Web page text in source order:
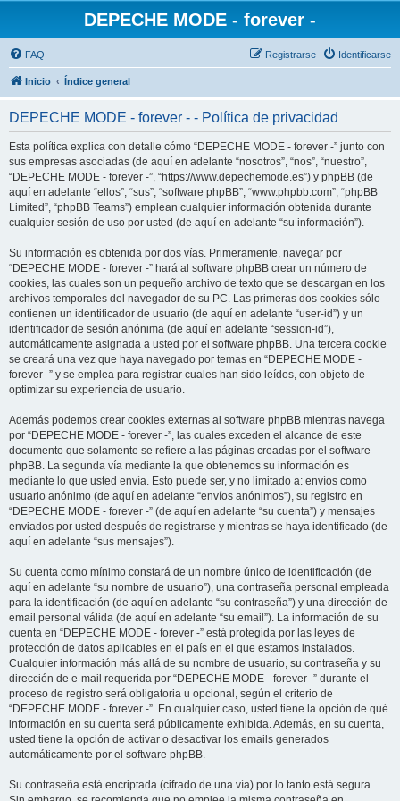
DEPECHE MODE - forever -
FAQ Identificarse
Registrarse
Inicio Índice general
DEPECHE MODE - forever - - Política de privacidad
Esta política explica con detalle cómo “DEPECHE MODE - forever -” junto con
sus empresas asociadas (de aquí en adelante “nosotros”, “nos”, “nuestro”,
“DEPECHE MODE - forever -”, “https://www.depechemode.es”) y phpBB (de
aquí en adelante “ellos”, “sus”, “software phpBB”, “www.phpbb.com”, “phpBB
Limited”, “phpBB Teams”) emplean cualquier información obtenida durante
cualquier sesión de uso por usted (de aquí en adelante “su información”).
Su información es obtenida por dos vías. Primeramente, navegar por
“DEPECHE MODE - forever -” hará al software phpBB crear un número de
cookies, las cuales son un pequeño archivo de texto que se descargan en los
archivos temporales del navegador de su PC. Las primeras dos cookies sólo
contienen un identificador de usuario (de aquí en adelante “user-id”) y un
identificador de sesión anónima (de aquí en adelante “session-id”),
automáticamente asignada a usted por el software phpBB. Una tercera cookie
se creará una vez que haya navegado por temas en “DEPECHE MODE -
forever -” y se emplea para registrar cuales han sido leídos, con objeto de
optimizar su experiencia de usuario.
Además podemos crear cookies externas al software phpBB mientras navega
por “DEPECHE MODE - forever -”, las cuales exceden el alcance de este
documento que solamente se refiere a las páginas creadas por el software
phpBB. La segunda vía mediante la que obtenemos su información es
mediante lo que usted envía. Esto puede ser, y no limitado a: envíos como
usuario anónimo (de aquí en adelante “envíos anónimos”), su registro en
“DEPECHE MODE - forever -” (de aquí en adelante “su cuenta”) y mensajes
enviados por usted después de registrarse y mientras se haya identificado (de
aquí en adelante “sus mensajes”).
Su cuenta como mínimo constará de un nombre único de identificación (de
aquí en adelante “su nombre de usuario”), una contraseña personal empleada
para la identificación (de aquí en adelante “su contraseña”) y una dirección de
email personal válida (de aquí en adelante “su email”). La información de su
cuenta en “DEPECHE MODE - forever -” está protegida por las leyes de
protección de datos aplicables en el país en el que estamos instalados.
Cualquier información más allá de su nombre de usuario, su contraseña y su
dirección de e-mail requerida por “DEPECHE MODE - forever -” durante el
proceso de registro será obligatoria u opcional, según el criterio de
“DEPECHE MODE - forever -”. En cualquier caso, usted tiene la opción de qué
información en su cuenta será públicamente exhibida. Además, en su cuenta,
usted tiene la opción de activar o desactivar los emails generados
automáticamente por el software phpBB.
Su contraseña está encriptada (cifrado de una vía) por lo tanto está segura.